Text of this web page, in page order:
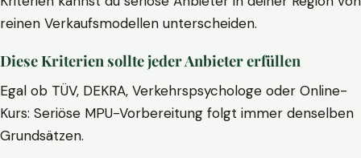
reinen Verkaufsmodellen unterscheiden.
Diese Kriterien sollte jeder Anbieter erfüllen
Egal ob TÜV, DEKRA, Verkehrspsychologe oder Online-
Kurs: Seriöse MPU-Vorbereitung folgt immer denselben
Grundsätzen.